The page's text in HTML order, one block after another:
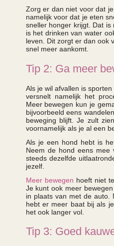
Zorg er dan niet voor dat
namelijk voor dat je eten
sneller honger krijgt. Dat
is het drinken van water
leven. Dit zorgt er dan ook
snel meer aankomt.
Tip 2: Ga meer
Als je wil afvallen is
versnelt namelijk het
Meer bewegen kun je
bijvoorbeeld eens
beweging blijft. Je zult
voornamelijk als je al een
Als je een hond hebt is
Neem de hond eens
steeds dezelfde
jezelf.
Meer bewegen hoeft niet
Je kunt ook meer
in plaats van met de auto.
hebt er meer baat bij als
het ook langer vol.
Tip 3: Goed